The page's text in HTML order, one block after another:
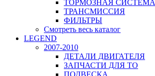
ТОРМОЗНАЯ СИСТЕМА
ТРАНСМИССИЯ
ФИЛЬТРЫ
Смотреть весь каталог
LEGEND
2007-2010
ДЕТАЛИ ДВИГАТЕЛЯ
ЗАПЧАСТИ ДЛЯ ТО
ПОДВЕСКА